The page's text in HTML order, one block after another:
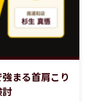
まる首肩こり
討